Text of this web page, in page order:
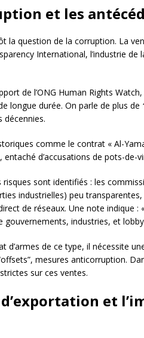
et les
la question de la corruption. La
International, l’industrie de
de l’ONG Human Rights
longue durée. On parle de plus de
décennies.
comme le contrat « Al-
entaché d’accusations de pots-de-
risques sont identifiés : les
industrielles) peu
de réseaux. Une note indique :
gouvernements, industries, et
d’armes de ce type, il nécessite
mesures anticorruption.
sur ces ventes.
et